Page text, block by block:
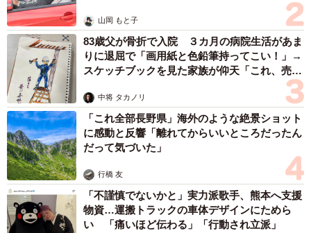
山岡 もと子
83歳父が骨折で入院 ３カ月の病院生活があま
りに退屈で「画用紙と色鉛筆持ってこい！」→
スケッチブックを見た家族が仰天「これ、売れ
中将 タカノリ
「これ全部長野県」海外のような絶景ショット
に感動と反響「離れてからいいところだったん
だって気づいた」
行橋 友
「不謹慎でないかと」実力派歌手、熊本へ支援
物資…運搬トラックの車体デザインにためら
い 「痛いほど伝わる」「行動され立派」